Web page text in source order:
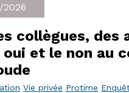
2026
collègues, des
oui et le non au
Vie privée Protime